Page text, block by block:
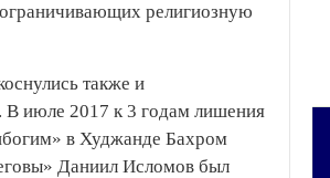
ограничивающих религиозную
также и
В июле 2017 к 3 годам лишения
в Худжанде Бахром
Даниил Исломов был